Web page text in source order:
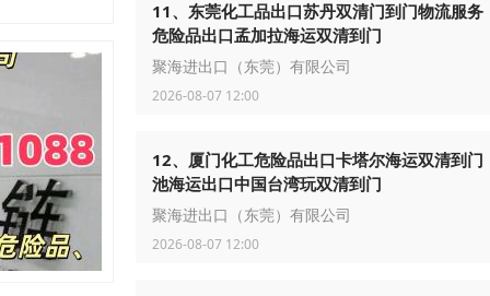
11、东莞化工品出口苏丹双清门到门物流服务
危险品出口孟加拉海运双清到门
聚海进出口（东莞）有限公司
2026-08-07 12:00
12、厦门化工危险品出口卡塔尔海运双清到门
池海运出口中国台湾玩双清到门
聚海进出口（东莞）有限公司
2026-08-07 12:00